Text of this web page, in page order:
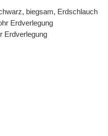
biegsam, Erdschlauch
Erdverlegung
Erdverlegung